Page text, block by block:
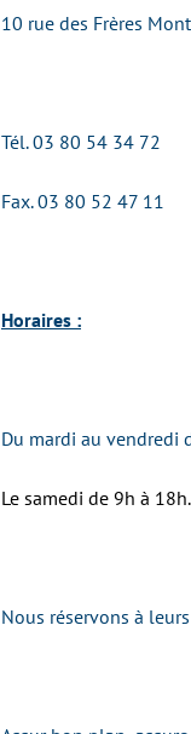
10 rue des Frères
Tél.03 80 54 34 72
Fax.03 80 52 47 11
Horaires :
Du mardi au vendredi
Le samedi de 9h à 18h.
Nous réservons à